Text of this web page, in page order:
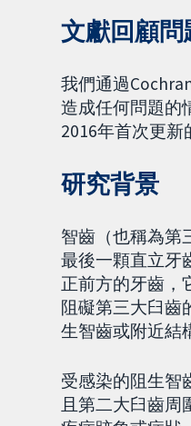
文獻回顧問
我們通過
造成任何問題的
2016年首次更新
研究背景
智齒（也稱為第
最後一顆直立牙
正前方的牙齒，
阻礙第三大臼齒
生智齒或附近結
受感染的阻生智
且第二大臼齒